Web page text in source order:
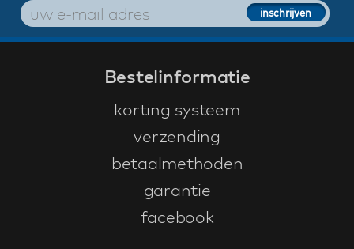
Bestelinformatie
korting systeem
verzending
betaalmethoden
garantie
facebook